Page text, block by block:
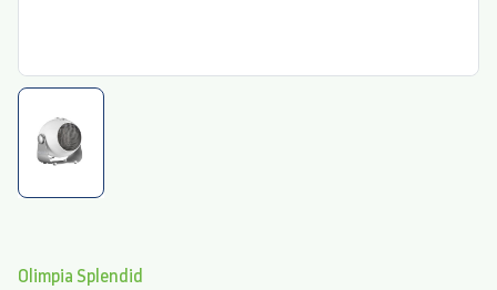
Olimpia Splendid